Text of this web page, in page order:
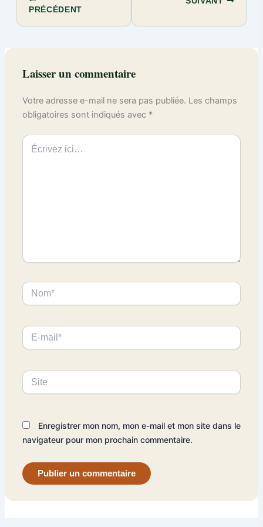
PRÉCÉDENT
Laisser un commentaire
Votre adresse e-mail ne sera pas publiée. Les champs
obligatoires sont indiqués avec *
Écrivez
ici…
Nom*
E-
mail*
Site
Enregistrer mon nom, mon e-mail et mon site dans le
navigateur pour mon prochain commentaire.